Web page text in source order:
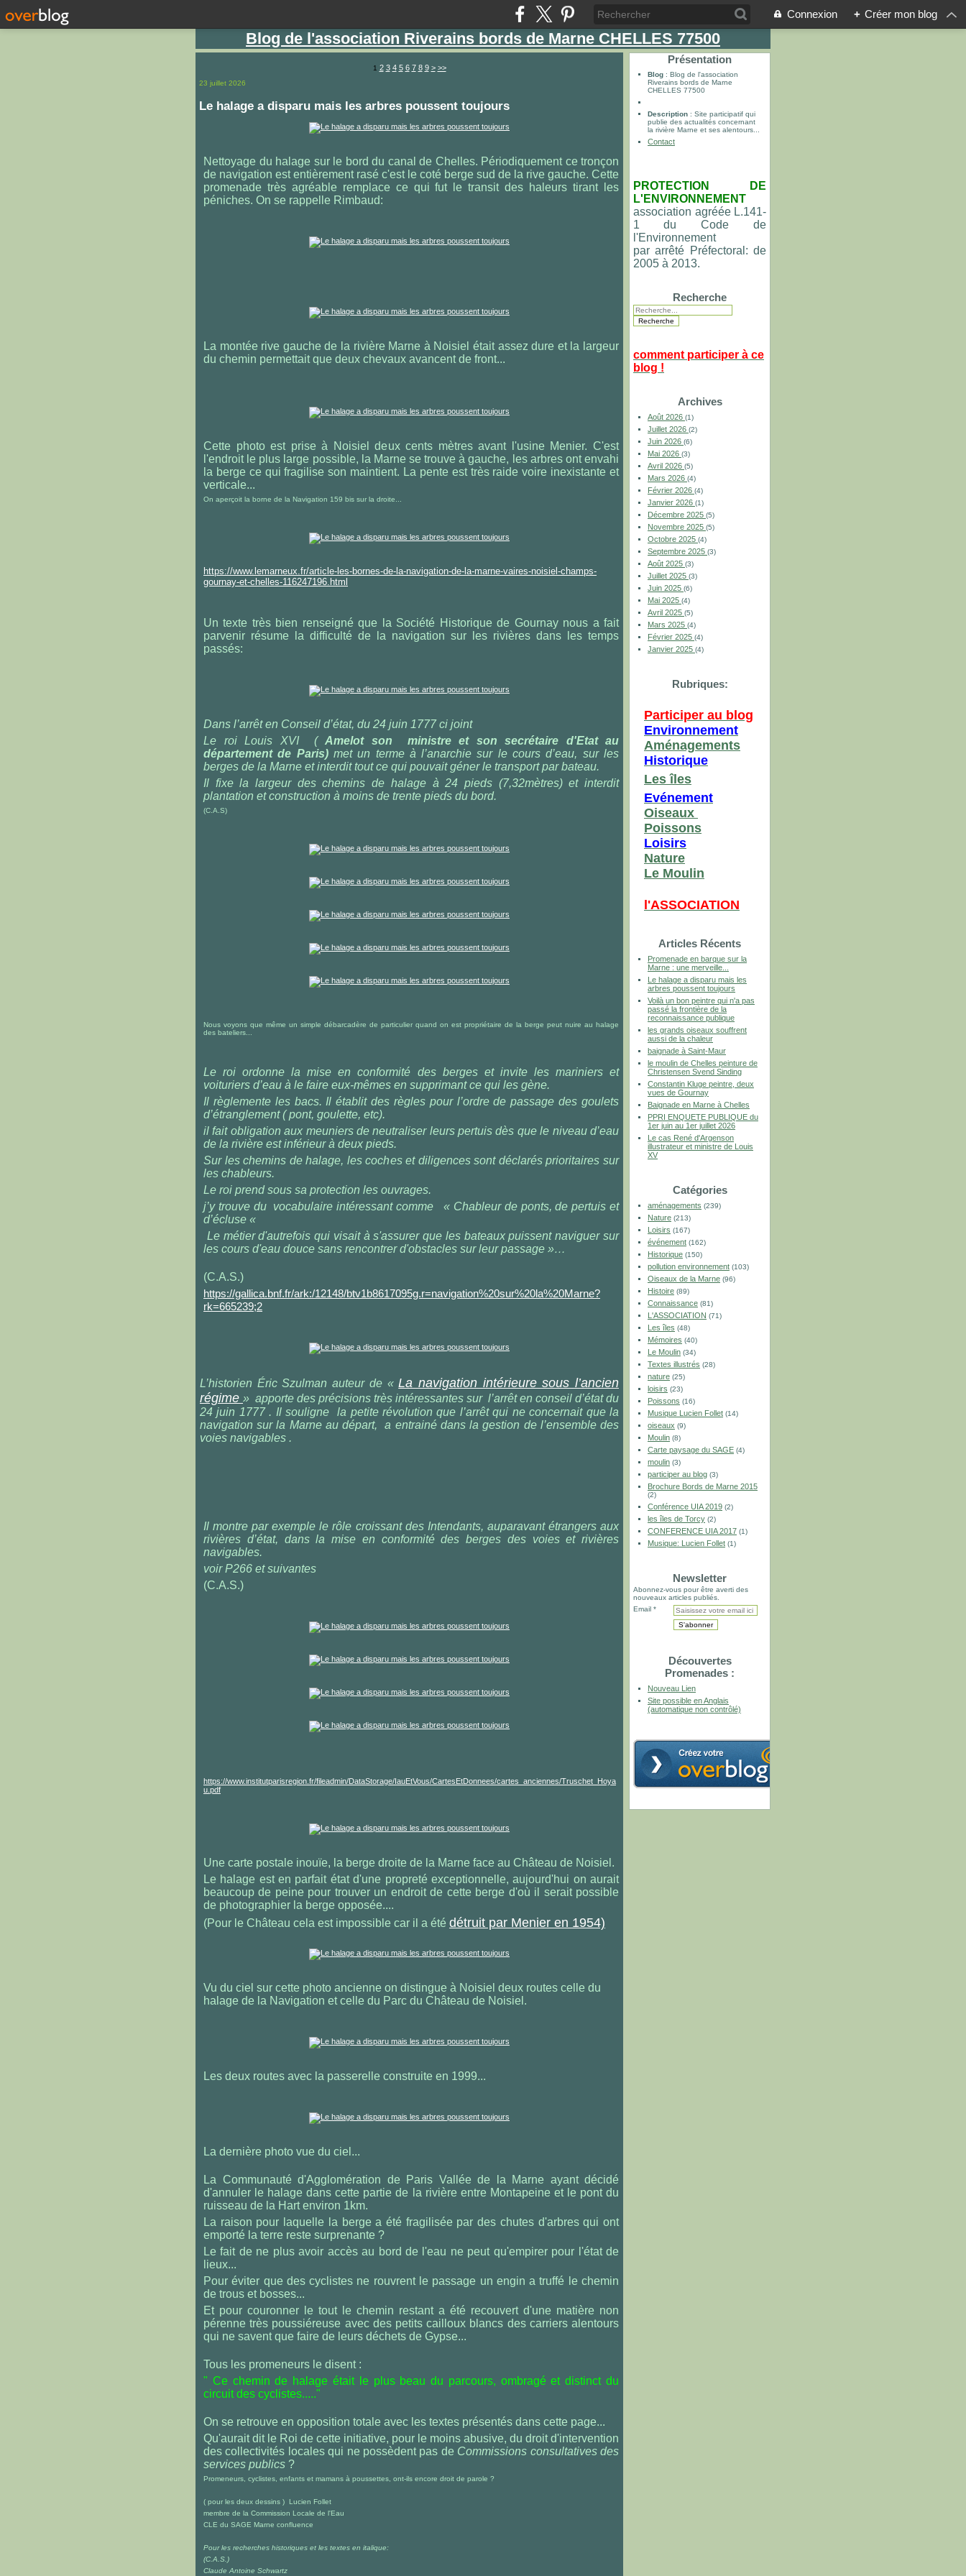
Connexion + Créer mon blog
Blog de l'association Riverains bords de Marne CHELLES 77500
1 2 3 4 5 6 7 8 9 > >>
23 juillet 2026
Le halage a disparu mais les arbres poussent toujours
Nettoyage du halage sur le bord du canal de Chelles. Périodiquement ce tronçon
de navigation est entièrement rasé c'est le coté berge sud de la rive gauche. Cette
promenade très agréable remplace ce qui fut le transit des haleurs tirant les
péniches. On se rappelle Rimbaud:
La montée rive gauche de la rivière Marne à Noisiel était assez dure et la largeur
du chemin permettait que deux chevaux avancent de front...
Cette photo est prise à Noisiel deux cents mètres avant l'usine Menier. C'est
l'endroit le plus large possible, la Marne se trouve à gauche, les arbres ont envahi
la berge ce qui fragilise son maintient. La pente est très raide voire inexistante et
verticale...
On aperçoit la borne de la Navigation 159 bis sur la droite...
https://www.lemarneux.fr/article-les-bornes-de-la-navigation-de-la-marne-vaires-noisiel-champs-
gournay-et-chelles-116247196.html
Un texte très bien renseigné que la Société Historique de Gournay nous a fait
parvenir résume la difficulté de la navigation sur les rivières dans les temps
passés:
Dans l’arrêt en Conseil d’état, du 24 juin 1777 ci joint
Le roi Louis XVI ( Amelot son ministre et son secrétaire d'Etat au
département de Paris) met un terme à l’anarchie sur le cours d’eau, sur les
berges de la Marne et interdit tout ce qui pouvait géner le transport par bateau.
Il fixe la largeur des chemins de halage à 24 pieds (7,32mètres) et interdit
plantation et construction à moins de trente pieds du bord.
(C.A.S)
Nous voyons que même un simple débarcadère de particulier quand on est propriétaire de la berge peut nuire au halage
des bateliers...
Le roi ordonne la mise en conformité des berges et invite les mariniers et
voituriers d’eau à le faire eux-mêmes en supprimant ce qui les gène.
Il règlemente les bacs. Il établit des règles pour l’ordre de passage des goulets
d’étranglement ( pont, goulette, etc).
il fait obligation aux meuniers de neutraliser leurs pertuis dès que le niveau d’eau
de la rivière est inférieur à deux pieds.
Sur les chemins de halage, les coches et diligences sont déclarés prioritaires sur
les chableurs.
Le roi prend sous sa protection les ouvrages.
j’y trouve du vocabulaire intéressant comme « Chableur de ponts, de pertuis et
d’écluse «
Le métier d'autrefois qui visait à s'assurer que les bateaux puissent naviguer sur
les cours d'eau douce sans rencontrer d'obstacles sur leur passage »…
(C.A.S.)
https://gallica.bnf.fr/ark:/12148/btv1b8617095g.r=navigation%20sur%20la%20Marne?
rk=665239;2
L’historien Éric Szulman auteur de «La navigation intérieure sous l’ancien
régime » apporte des précisions très intéressantes sur l’arrêt en conseil d’état du
24 juin 1777 . Il souligne la petite révolution que l’arrêt qui ne concernait que la
navigation sur la Marne au départ, a entrainé dans la gestion de l’ensemble des
voies navigables .
Il montre par exemple le rôle croissant des Intendants, auparavant étrangers aux
rivières d’état, dans la mise en conformité des berges des voies et rivières
navigables.
voir P266 et suivantes
(C.A.S.)
https://www.institutparisregion.fr/fileadmin/DataStorage/IauEtVous/CartesEtDonnees/cartes_anciennes/Truschet_Hoya
u.pdf
Une carte postale inouïe, la berge droite de la Marne face au Château de Noisiel.
Le halage est en parfait état d'une propreté exceptionnelle, aujourd'hui on aurait
beaucoup de peine pour trouver un endroit de cette berge d'où il serait possible
de photographier la berge opposée....
(Pour le Château cela est impossible car il a été détruit par Menier en 1954)
Vu du ciel sur cette photo ancienne on distingue à Noisiel deux routes celle du
halage de la Navigation et celle du Parc du Château de Noisiel.
Les deux routes avec la passerelle construite en 1999...
La dernière photo vue du ciel...
La Communauté d'Agglomération de Paris Vallée de la Marne ayant décidé
d'annuler le halage dans cette partie de la rivière entre Montapeine et le pont du
ruisseau de la Hart environ 1km.
La raison pour laquelle la berge a été fragilisée par des chutes d'arbres qui ont
emporté la terre reste surprenante ?
Le fait de ne plus avoir accès au bord de l'eau ne peut qu'empirer pour l'état de
lieux...
Pour éviter que des cyclistes ne rouvrent le passage un engin a truffé le chemin
de trous et bosses...
Et pour couronner le tout le chemin restant a été recouvert d'une matière non
pérenne très poussiéreuse avec des petits cailloux blancs des carriers alentours
qui ne savent que faire de leurs déchets de Gypse...
Tous les promeneurs le disent :
" Ce chemin de halage était le plus beau du parcours, ombragéet distinct du
circuit des cyclistes....."
On se retrouve en opposition totale avec les textes présentés dans cette page...
Qu'aurait dit le Roi de cette initiative, pour le moins abusive, du droit d'intervention
des collectivités locales qui ne possèdent pas de Commissions consultatives des
services publics ?
Promeneurs, cyclistes, enfants et mamans à poussettes, ont-ils encore droit de parole ?
( pour les deux dessins ) Lucien Follet
membre de la Commission Locale de l'Eau
CLE du SAGE Marne confluence
Pour les recherches historiques et les textes en italique:
(C.A.S.)
Claude Antoine Schwartz
Présentation
Blog : Blog de l'association
Riverains bords de Marne
CHELLES 77500
Description : Site participatif qui
publie des actualités concernant
la rivière Marne et ses alentours...
Contact
PROTECTION DE
L'ENVIRONNEMENT
association agréée L.141-
1
du Code de
l'Environnement
par arrêté Préfectoral: de
2005 à 2013.
Recherche
comment participer à ce
blog !
Archives
Août 2026 (1)
Juillet 2026 (2)
Juin 2026 (6)
Mai 2026 (3)
Avril 2026 (5)
Mars 2026 (4)
Février 2026 (4)
Janvier 2026 (1)
Décembre 2025 (5)
Novembre 2025 (5)
Octobre 2025 (4)
Septembre 2025 (3)
Août 2025 (3)
Juillet 2025 (3)
Juin 2025 (6)
Mai 2025 (4)
Avril 2025 (5)
Mars 2025 (4)
Février 2025 (4)
Janvier 2025 (4)
Rubriques:
Participer au blog
Environnement
Aménagements
Historique
Les îles
Evénement
Oiseaux
Poissons
Loisirs
Nature
Le Moulin
l'ASSOCIATION
Articles Récents
Promenade en barque sur la
Marne : une merveille...
Le halage a disparu mais les
arbres poussent toujours
Voilà un bon peintre qui n'a pas
passé la frontière de la
reconnaissance publique
les grands oiseaux souffrent
aussi de la chaleur
baignade à Saint-Maur
le moulin de Chelles peinture de
Christensen Svend Sinding
Constantin Kluge peintre, deux
vues de Gournay
Baignade en Marne à Chelles
PPRI ENQUETE PUBLIQUE du
1er juin au 1er juillet 2026
Le cas René d'Argenson
illustrateur et ministre de Louis
XV
Catégories
aménagements (239)
Nature (213)
Loisirs (167)
événement (162)
Historique (150)
pollution environnement (103)
Oiseaux de la Marne (96)
Histoire (89)
Connaissance (81)
L'ASSOCIATION (71)
Les îles (48)
Mémoires (40)
Le Moulin (34)
Textes illustrés (28)
nature (25)
loisirs (23)
Poissons (16)
Musique Lucien Follet (14)
oiseaux (9)
Moulin (8)
Carte paysage du SAGE (4)
moulin (3)
participer au blog (3)
Brochure Bords de Marne 2015
(2)
Conférence UIA 2019 (2)
les îles de Torcy (2)
CONFERENCE UIA 2017 (1)
Musique: Lucien Follet (1)
Newsletter
Abonnez-vous pour être averti des
nouveaux articles publiés.
Email
Découvertes
Promenades :
Nouveau Lien
Site possible en Anglais
(automatique non contrôlé)